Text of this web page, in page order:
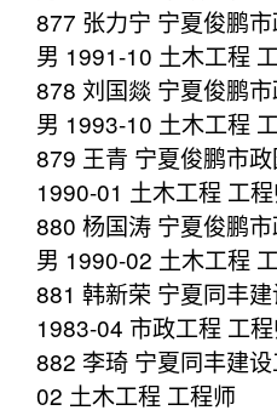
877 张力宁 宁夏俊鹏
男 1991-10 土木工程
878 刘国燚 宁夏俊鹏
男 1993-10 土木工程
879 王青 宁夏俊鹏市
1990-01 土木工程 工
880 杨国涛 宁夏俊鹏
男 1990-02 土木工程
881 韩新荣 宁夏同丰
1983-04 市政工程 工
882 李琦 宁夏同丰建
02 土木工程 工程师